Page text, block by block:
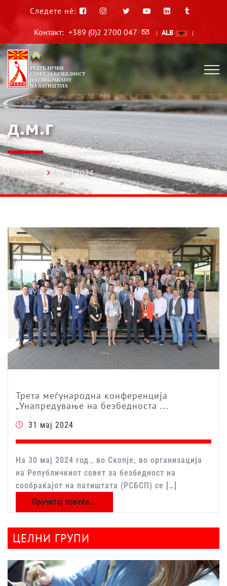
Следете нè:
Контакт: +389 (0)2 2700 047 | ALB |
д.м.г
Насловна 31 мај 2024
Трета меѓународна конференција
„Унапредување на безбедноста ...
31 мај 2024
На 30 мај 2024 год., во Скопје, во организација
на Републичкиот совет за безбедност на
сообраќајот на патиштата (РСБСП) се […]
Прочитај повеќе...
ЦЕЛНИ ГРУПИ